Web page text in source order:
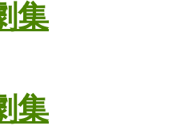
集
集